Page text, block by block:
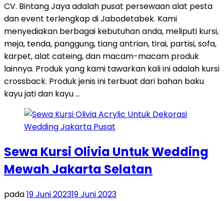
CV. Bintang Jaya adalah pusat persewaan alat pesta
dan event terlengkap di Jabodetabek. Kami
menyediakan berbagai kebutuhan anda, meliputi kursi,
meja, tenda, panggung, tiang antrian, tirai, partisi, sofa,
karpet, alat cateing, dan macam-macam produk
lainnya. Produk yang kami tawarkan kali ini adalah kursi
crossback. Produk jenis ini terbuat dari bahan baku
kayu jati dan kayu …
Sewa Kursi Olivia Untuk Wedding
Mewah Jakarta Selatan
pada19 Juni 202319 Juni 2023